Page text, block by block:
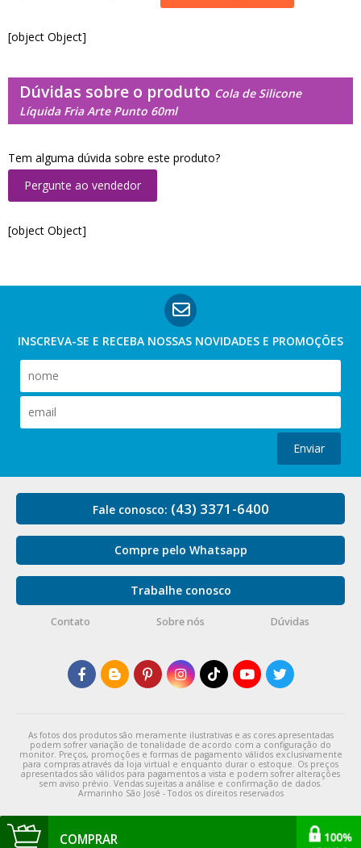
COMPRAR
[object Object]
Dúvidas sobre o produto Cola de Silicone
Líquida Fria Arte Punto 60ml
Tem alguma dúvida sobre este produto?
Pergunte ao vendedor
[object Object]
INSCREVA-SE E RECEBA NOSSAS NOVIDADES E PROMOÇÕES
Enviar
Fale conosco: (43) 3371-6400
Compre pelo Whatsapp
Trabalhe conosco
Contato Sobre nós Dúvidas
As fotos dos produtos são meramente ilustrativas e as cores apresentadas
podem sofrer variação de tonalidade de acordo com a configuração do
monitor. Preços, promoções e formas de pagamento válidos exclusivamente
para compras através da loja virtual e enquanto durar o estoque. Os preços
apresentados são válidos para pagamentos a vista e podem sofrer alterações
sem aviso prévio. Vendas sujeitas a análise e confirmação de dados.
Armarinho São José - Todos os direitos reservados